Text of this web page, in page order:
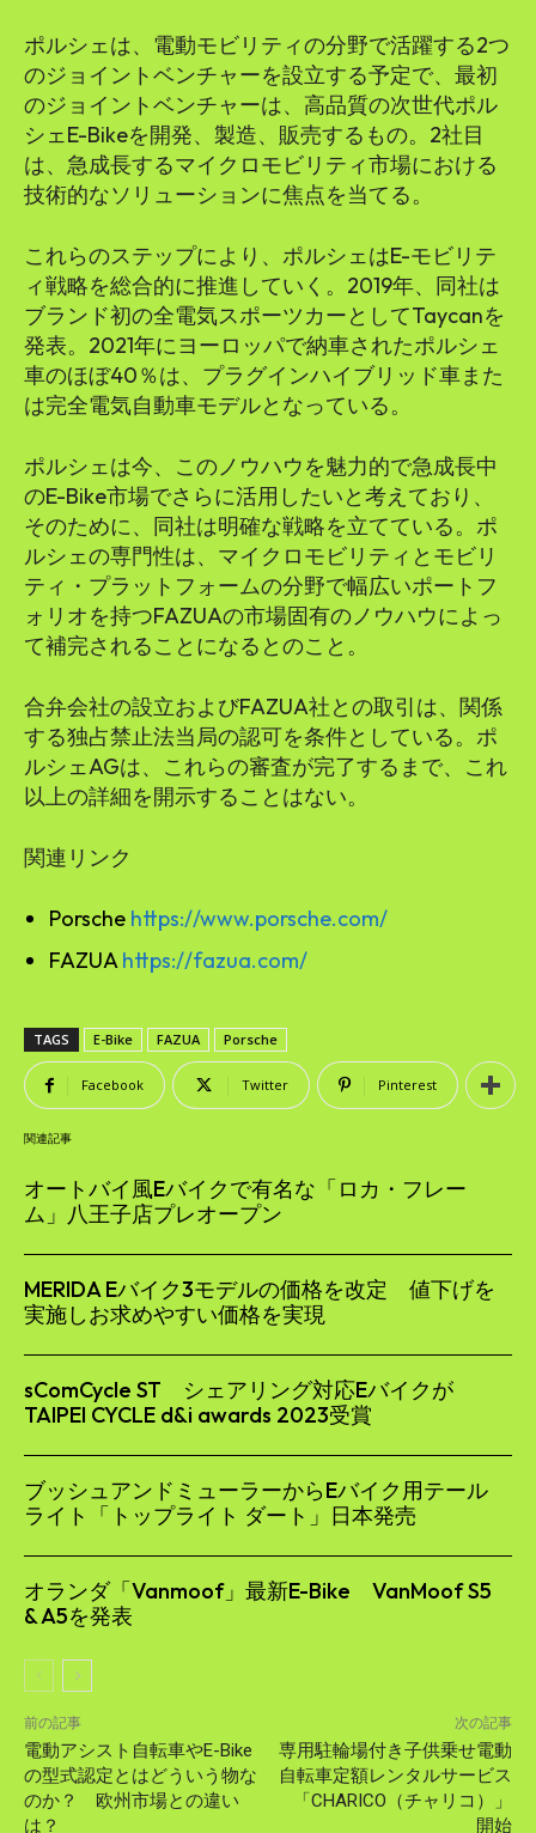
ポルシェは、電動モビリティの分野で活躍する2つ
のジョイントベンチャーを設立する予定で、最初
のジョイントベンチャーは、高品質の次世代ポル
シェE-Bikeを開発、製造、販売するもの。2社目
は、急成長するマイクロモビリティ市場における
技術的なソリューションに焦点を当てる。
これらのステップにより、ポルシェはE-モビリテ
ィ戦略を総合的に推進していく。2019年、同社は
ブランド初の全電気スポーツカーとしてTaycanを
発表。2021年にヨーロッパで納車されたポルシェ
車のほぼ40％は、プラグインハイブリッド車また
は完全電気自動車モデルとなっている。
ポルシェは今、このノウハウを魅力的で急成長中
のE-Bike市場でさらに活用したいと考えており、
そのために、同社は明確な戦略を立てている。ポ
ルシェの専門性は、マイクロモビリティとモビリ
ティ・プラットフォームの分野で幅広いポートフ
ォリオを持つFAZUAの市場固有のノウハウによっ
て補完されることになるとのこと。
合弁会社の設立およびFAZUA社との取引は、関係
する独占禁止法当局の認可を条件としている。ポ
ルシェAGは、これらの審査が完了するまで、これ
以上の詳細を開示することはない。
関連リンク
Porsche https://www.porsche.com/
FAZUAhttps://fazua.com/
TAGS E-Bike FAZUA Porsche
Facebook Twitter Pinterest
関連記事
オートバイ風Eバイクで有名な「ロカ・フレー
ム」八王子店プレオープン
MERIDA Eバイク3モデルの価格を改定 値下げを
実施しお求めやすい価格を実現
sComCycle ST シェアリング対応Eバイクが
TAIPEI CYCLE d&i awards 2023受賞
ブッシュアンドミューラーからEバイク用テール
ライト「トップライト ダート」日本発売
オランダ「Vanmoof」最新E-Bike VanMoof S5
& A5を発表
前の記事
電動アシスト自転車やE-Bike
の型式認定とはどういう物な
のか？ 欧州市場との違い
は？
次の記事
専用駐輪場付き子供乗せ電動
自転車定額レンタルサービス
「CHARICO（チャリコ）」
開始